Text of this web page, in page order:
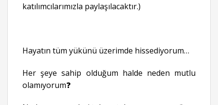
katılımcılarımızla paylaşılacaktır.)
Hayatın tüm yükünü üzerimde hissediyorum…
Her şeye sahip olduğum halde neden mutlu
olamıyorum❓